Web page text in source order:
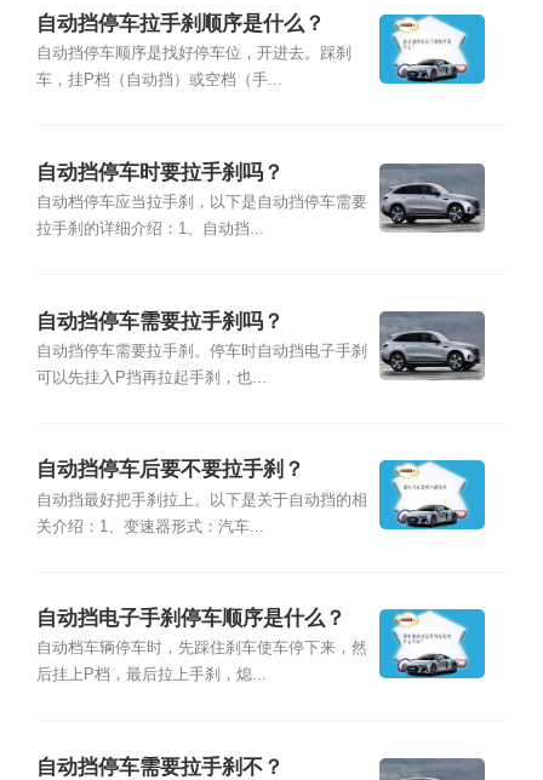
自动挡停车拉手刹顺序是什么？
自动挡停车顺序是找好停车位，开进去。踩刹
车，挂P档（自动挡）或空档（手...
自动挡停车时要拉手刹吗？
自动档停车应当拉手刹，以下是自动挡停车需要
拉手刹的详细介绍：1、自动挡...
自动挡停车需要拉手刹吗？
自动挡停车需要拉手刹。停车时自动挡电子手刹
可以先挂入P挡再拉起手刹，也...
自动挡停车后要不要拉手刹？
自动挡最好把手刹拉上。以下是关于自动挡的相
关介绍：1、变速器形式：汽车...
自动挡电子手刹停车顺序是什么？
自动档车辆停车时，先踩住刹车使车停下来，然
后挂上P档，最后拉上手刹，熄...
自动挡停车需要拉手刹不？